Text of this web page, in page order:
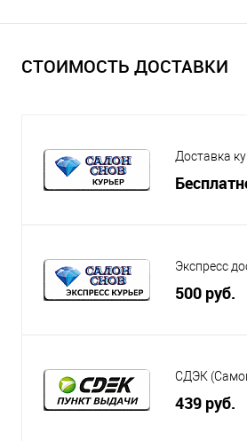
СТОИМОСТЬ ДОСТАВКИ
Доставка
Экспресс
500 руб.
СДЭК
439 руб.